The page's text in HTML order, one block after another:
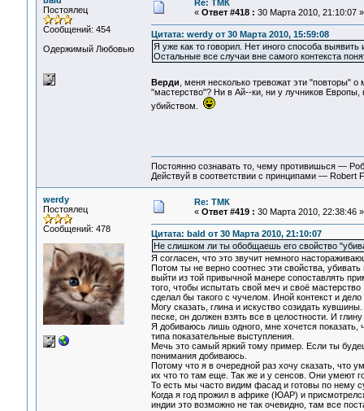
Постоялец
Сообщений: 454
Одержимый Любовью
Re: ТМК
« Ответ #418 : 30 Марта 2010, 21:10:07 »
Цитата: werdy от 30 Марта 2010, 15:59:08
Я уже как то говорил. Нет иного способа выявить
Остальные все случаи вне самого контекста
Верди , меня несколько тревожат эти "повторы"
"мастерство"? Ни в Ай--ки, ни у лучников
убийством.
Постоянно сознавать то, чему противишься —
Действуй в соответствии с принципами — Robert
werdy
Постоялец
Сообщений: 478
Re: ТМК
« Ответ #419 : 30 Марта 2010, 22:38:46 »
Цитата: bald от 30 Марта 2010, 21:10:07
Не слишком ли ты обобщаешь его свойство
Я согласен, что это звучит немного
Потом ты не верно соотнес эти свойства,
выйти из той привычной манере сопоставлять
того, чтобы испытать свой меч и своё
сделал бы такого с чучелом. Иной контекст и
Могу сказать, глина и искуство созидать
песке, он должен взять все в целостности. И
Я добиваюсь лишь одного, мне хочется показать,
типа показательные выступления.
Мечь это самый яркий тому пример. Если ты
понимания добиваюсь.
Потому что я в очередной раз хочу сказать,
их что то там еще. Так же и у сенсов. Они умеют
То есть мы часто видим фасад и готовы по нему
Когда я год прожил в африке (ЮАР) и
индии это возможно не так очевидно, там все